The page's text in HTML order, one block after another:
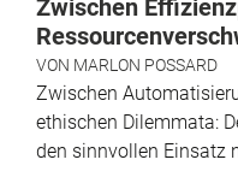
Zwischen
VON MARLON POSSARD
Zwischen
ethischen Dilemmata:
den sinnvollen Einsatz